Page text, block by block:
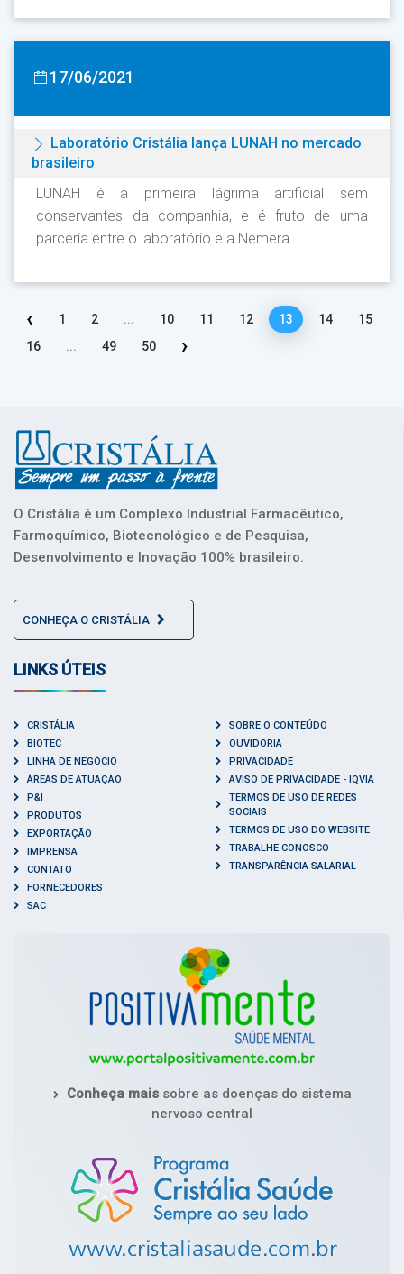
17/06/2021
Laboratório Cristália lança LUNAH no mercado
brasileiro
LUNAH é a primeira lágrima artificial sem
conservantes da companhia, e é fruto de uma
parceria entre o laboratório e a Nemera.
‹ 1 2 ... 10 11 12 13 14
15
16
... 49 50 ›
O Cristália é um Complexo Industrial Farmacêutico,
Farmoquímico, Biotecnológico e de Pesquisa,
Desenvolvimento e Inovação 100% brasileiro.
CONHEÇA O CRISTÁLIA
LINKS ÚTEIS
CRISTÁLIA
BIOTEC
LINHA DE NEGÓCIO
ÁREAS DE ATUAÇÃO
P&I
PRODUTOS
EXPORTAÇÃO
IMPRENSA
CONTATO
FORNECEDORES
SAC
SOBRE O CONTEÚDO
OUVIDORIA
PRIVACIDADE
AVISO DE PRIVACIDADE - IQVIA
TERMOS DE USO DE REDES
SOCIAIS
TERMOS DE USO DO WEBSITE
TRABALHE CONOSCO
TRANSPARÊNCIA SALARIAL
Conheça maissobre as doenças do sistema
nervoso central